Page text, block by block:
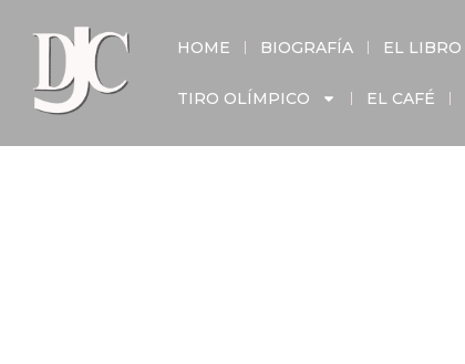
HOME BIOGRAFÍA EL LIBRO
TIRO OLÍMPICO EL CAFÉ